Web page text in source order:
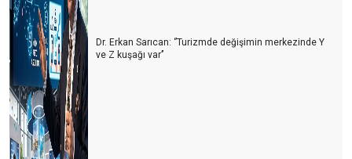
Dr. Erkan Sarıcan: ‘’Turizmde değişimin merkezinde Y
ve Z kuşağı var’’